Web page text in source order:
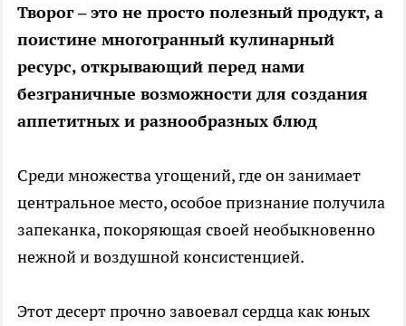
Творог – это не просто полезный продукт, а
поистине многогранный кулинарный
ресурс, открывающий перед нами
безграничные возможности для создания
аппетитных и разнообразных блюд
Среди множества угощений, где он занимает
центральное место, особое признание получила
запеканка, покоряющая своей необыкновенно
нежной и воздушной консистенцией.
Этот десерт прочно завоевал сердца как юных